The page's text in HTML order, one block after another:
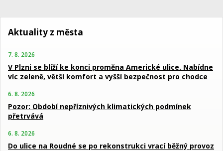
Aktuality z města
7. 8. 2026
V Plzni se blíží ke konci proměna Americké ulice. Nabídne
víc zeleně, větší komfort a vyšší bezpečnost pro chodce
6. 8. 2026
Pozor: Období nepříznivých klimatických podmínek
přetrvává
6. 8. 2026
Do ulice na Roudné se po rekonstrukci vrací běžný provoz